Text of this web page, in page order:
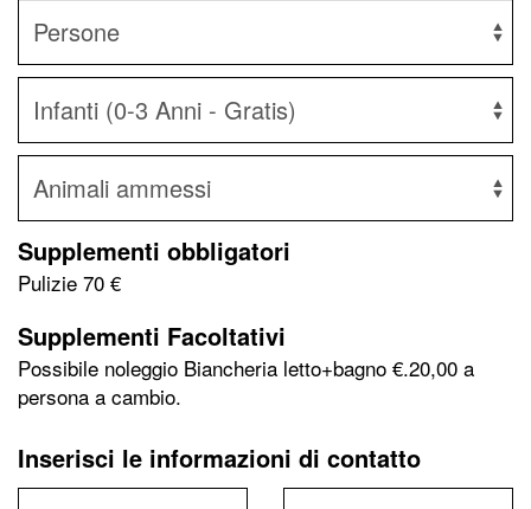
Supplementi obbligatori
Pulizie 70 €
Supplementi Facoltativi
Possibile noleggio Biancheria letto+bagno €.20,00 a
persona a cambio.
Inserisci le informazioni di contatto